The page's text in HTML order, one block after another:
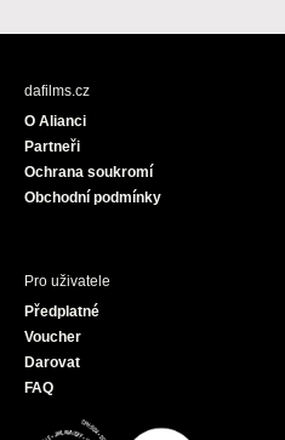
c
s
dafilms.cz
O Alianci
Partneři
Ochrana soukromí
Obchodní podmínky
Pro uživatele
Předplatné
Voucher
Darovat
FAQ